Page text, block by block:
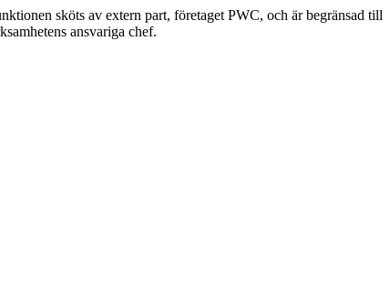
sköts av extern part, företaget PWC, och är begränsad till
ansvariga chef.